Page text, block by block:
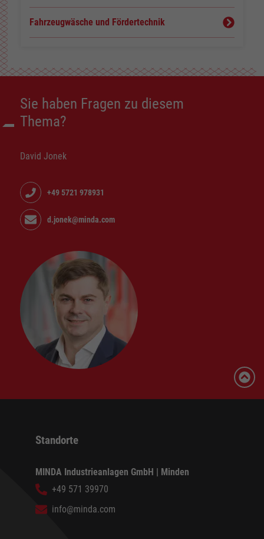
Fahrzeugwäsche und Fördertechnik
Sie haben Fragen zu diesem
Thema?
David Jonek
+49 5721 978931
d.jonek@minda.com
Standorte
MINDA Industrieanlagen GmbH | Minden
+49 571 39970
info@minda.com